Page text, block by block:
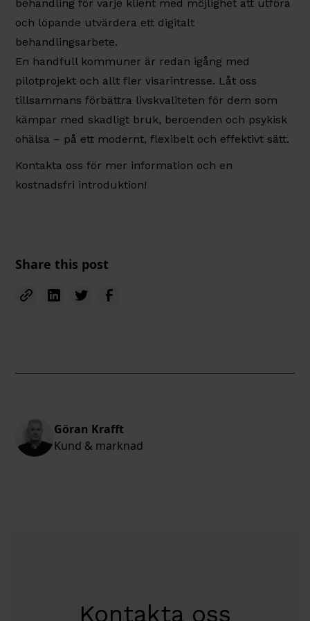
behandling för varje klient med möjlighet att utföra
och löpande utvärdera ett digitalt
behandlingsarbete.
En handfull kommuner är redan igång med
pilotprojekt och allt fler visarintresse. Låt oss
tillsammans förbättra livskvaliteten för dem som
kämpar med skadligt bruk, beroenden och psykisk
ohälsa – på ett modernt, flexibelt och effektivt sätt.
Kontakta oss för mer information och en
kostnadsfri introduktion!
Share this post
Göran Krafft
Kund & marknad
Kontakta oss